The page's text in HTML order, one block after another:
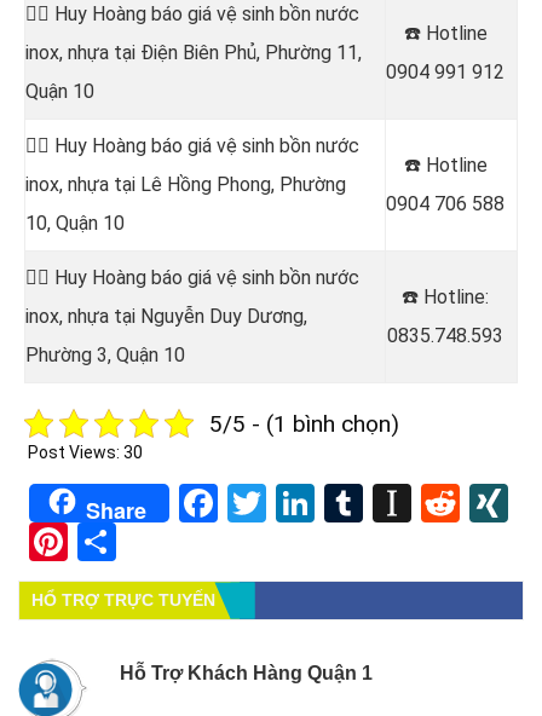
👷‍♂️ Huy Hoàng báo giá vệ sinh bồn nước
inox, nhựa tại Điện Biên Phủ, Phường 11,
Quận 10
☎️ Hotline
0904 991 912
👷‍♂️ Huy Hoàng báo giá vệ sinh bồn nước
inox, nhựa tại Lê Hồng Phong, Phường
10, Quận 10
☎️ Hotline
0904 706 588
👷‍♂️ Huy Hoàng báo giá vệ sinh bồn nước
inox, nhựa tại Nguyễn Duy Dương,
Phường 3, Quận 10
☎️ Hotline:
0835.748.593
5/5 - (1 bình chọn)
Post Views: 30
Share Facebook
TwitterLinkedIn
Tumblr
Pinterest
HỔ TRỢ TRỰC TUYẾN
Hỗ Trợ Khách Hàng Quận 1